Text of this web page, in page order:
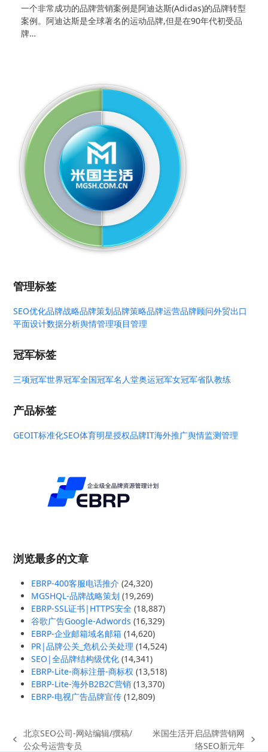
一个非常成功的品牌营销案例是阿迪达斯(Adidas)的品牌转型
案例。阿迪达斯是全球著名的运动品牌,但是在90年代初受品
牌…
管理标签
SEO优化品牌战略品牌策划品牌策略品牌运营品牌顾问外贸出口
平面设计数据分析舆情管理项目管理
冠军标签
三项冠军世界冠军全国冠军名人堂奥运冠军女冠军省队教练
产品标签
GEOIT标准化SEO体育明星授权品牌IT海外推广舆情监测管理
浏览最多的文章
EBRP-400客服电话推介 (24,320)
MGSHQL-品牌战略策划 (19,269)
EBRP-SSL证书|HTTPS安全 (18,887)
谷歌广告Google-Adwords (16,329)
EBRP-企业邮箱域名邮箱 (14,620)
PR|品牌公关_危机公关处理 (14,524)
SEO|全品牌结构级优化 (14,341)
EBRP-Lite-商标注册-商标权 (13,518)
EBRP-Lite-海外B2B2C营销 (13,370)
EBRP-电视广告品牌宣传 (12,809)
previous
北京SEO公司-网站编辑/撰稿/
公众号运营专员
米国生活开启品牌营销网
络SEO新元年